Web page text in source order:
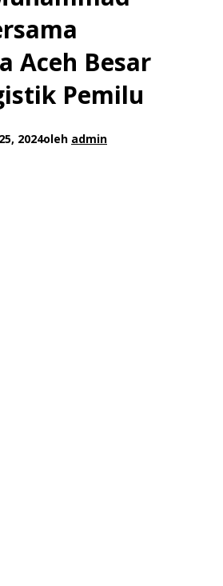
Aceh Besar
Pemilu
2024oleh admin